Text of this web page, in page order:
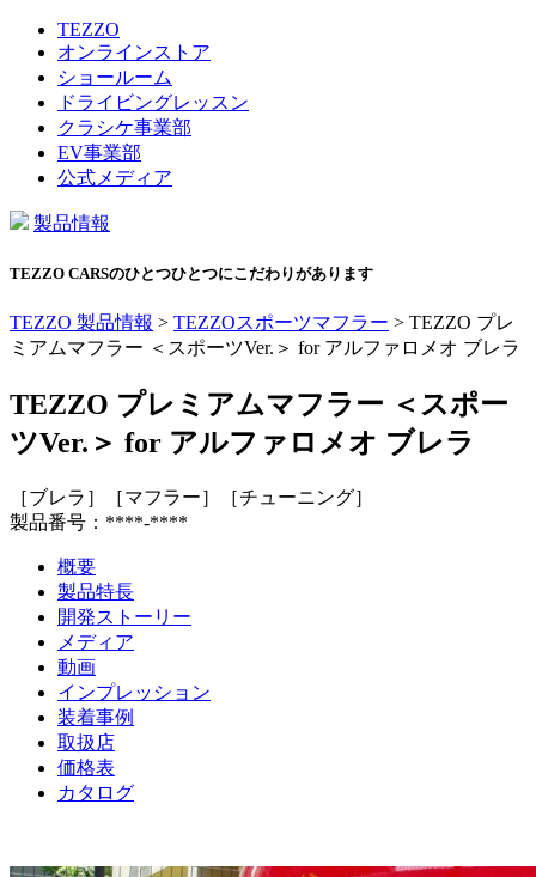
TEZZO
オンラインストア
ショールーム
ドライビングレッスン
クラシケ事業部
EV事業部
公式メディア
製品情報
TEZZO CARSのひとつひとつにこだわりがあります
TEZZO 製品情報 > TEZZOスポーツマフラー > TEZZO プレ
ミアムマフラー ＜スポーツVer.＞ for アルファロメオ ブレラ
TEZZO プレミアムマフラー ＜スポー
ツVer.＞ for アルファロメオ ブレラ
［ブレラ］［マフラー］［チューニング］
製品番号：****-****
概要
製品特長
開発ストーリー
メディア
動画
インプレッション
装着事例
取扱店
価格表
カタログ